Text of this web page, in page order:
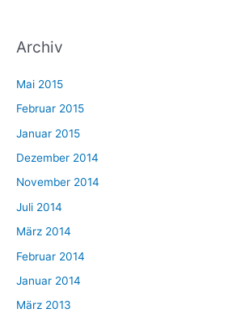
Archiv
Mai 2015
Februar 2015
Januar 2015
Dezember 2014
November 2014
Juli 2014
März 2014
Februar 2014
Januar 2014
März 2013